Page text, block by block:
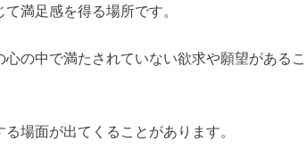
満足感を得る場所です。
の中で満たされていない欲求や願望があるこ
場面が出てくることがあります。